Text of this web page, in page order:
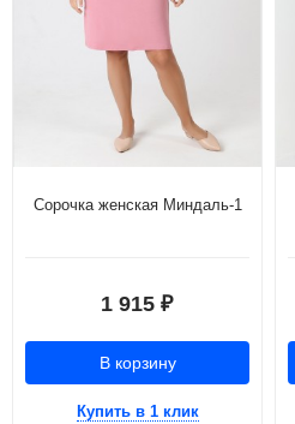
Сорочка женская Миндаль-1
1 915 ₽
В корзину
Купить в 1 клик